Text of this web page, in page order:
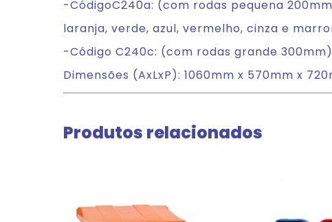
-CódigoC240a: (com rodas pequena
laranja, verde, azul, vermelho, cinza e
-Código C240c: (com rodas grande
Dimensões (AxLxP): 1060mm x 570mm x
Produtos relacionados